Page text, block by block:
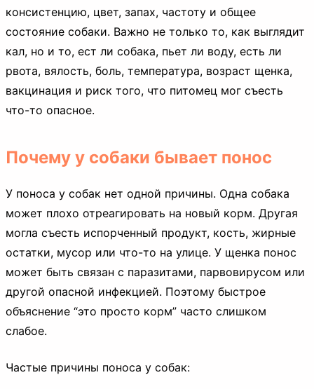
консистенцию, цвет, запах, частоту и общее
состояние собаки. Важно не только то, как выглядит
кал, но и то, ест ли собака, пьет ли воду, есть ли
рвота, вялость, боль, температура, возраст щенка,
вакцинация и риск того, что питомец мог съесть
что-то опасное.
Почему у собаки бывает понос
У поноса у собак нет одной причины. Одна собака
может плохо отреагировать на новый корм. Другая
могла съесть испорченный продукт, кость, жирные
остатки, мусор или что-то на улице. У щенка понос
может быть связан с паразитами, парвовирусом или
другой опасной инфекцией. Поэтому быстрое
объяснение “это просто корм” часто слишком
слабое.
Частые причины поноса у собак: